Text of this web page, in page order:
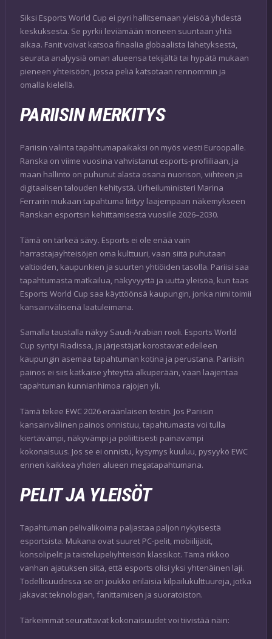
Siksi Esports World Cup ei pyri hallitsemaan yleisöä yhdestä
keskuksesta. Se pyrkii leviämään moneen suuntaan yhtä
aikaa. Fanit voivat katsoa finaalia globaalista lähetyksestä,
seurata analyysiä oman alueensa tekijältä tai hypätä mukaan
pieneen yhteisöön, jossa peliä katsotaan rennommin ja
omalla kielellä.
PARIISIN MERKITYS
Pariisin valinta tapahtumapaikaksi on myös viesti Euroopalle.
Ranska on viime vuosina vahvistanut esports-profiiliaan, ja
maan hallinto on puhunut alasta osana nuorison, viihteen ja
digitaalisen talouden kehitystä. Urheiluministeri Marina
Ferrarin mukaan tapahtuma liittyy laajempaan näkemykseen
Ranskan esportsin kehittämisestä vuosille 2026–2030.
Tämä on tärkeä sävy. Esports ei ole enää vain
harrastajayhteisöjen oma kulttuuri, vaan siitä puhutaan
valtioiden, kaupunkien ja suurten yhtiöiden tasolla. Pariisi saa
tapahtumasta matkailua, näkyvyyttä ja uutta yleisöä, kun taas
Esports World Cup saa käyttöönsä kaupungin, jonka nimi toimii
kansainvälisenä laatuleimana.
Samalla taustalla näkyy Saudi-Arabian rooli. Esports World
Cup syntyi Riadissa, ja järjestäjät korostavat edelleen
kaupungin asemaa tapahtuman kotina ja perustana. Pariisin
painos ei siis katkaise yhteyttä alkuperään, vaan laajentaa
tapahtuman kunnianhimoa rajojen yli.
Tämä tekee EWC 2026 eräänlaisen testin. Jos Pariisin
kansainvälinen painos onnistuu, tapahtumasta voi tulla
kiertävämpi, näkyvämpi ja poliittisesti painavampi
kokonaisuus. Jos se ei onnistu, kysymys kuuluu, pysyykö EWC
ennen kaikkea yhden alueen megatapahtumana.
PELIT JA YLEISÖT
Tapahtuman pelivalikoima paljastaa paljon nykyisestä
esportsista. Mukana ovat suuret PC-pelit, mobiilijätit,
konsolipelit ja taistelupeliyhteisön klassikot. Tämä rikkoo
vanhan ajatuksen siitä, että esports olisi yksi yhtenäinen laji.
Todellisuudessa se on joukko erilaisia kilpailukulttuureja, jotka
jakavat teknologian, fanittamisen ja suoratoiston.
Tärkeimmät seurattavat kokonaisuudet voi tiivistää näin: